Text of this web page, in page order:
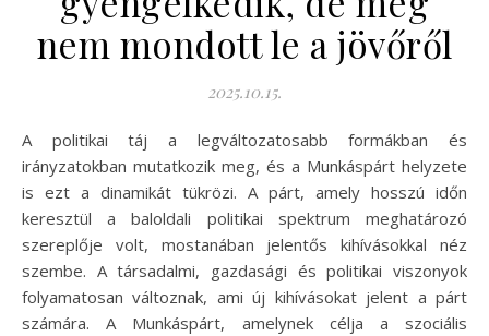
nem mondott le a jövőről
2025.10.15.
A politikai táj a legváltozatosabb formákban és
irányzatokban mutatkozik meg, és a Munkáspárt helyzete
is ezt a dinamikát tükrözi. A párt, amely hosszú időn
keresztül a baloldali politikai spektrum meghatározó
szereplője volt, mostanában jelentős kihívásokkal néz
szembe. A társadalmi, gazdasági és politikai viszonyok
folyamatosan változnak, ami új kihívásokat jelent a párt
számára. A Munkáspárt, amelynek célja a szociális